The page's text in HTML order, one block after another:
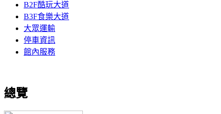
B2F酷玩大道
B3F食樂大道
大眾運輸
停車資訊
館內服務
總覽